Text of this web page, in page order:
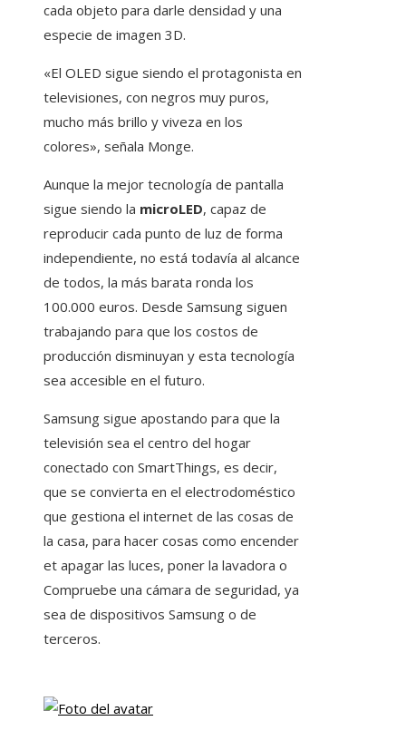
cada objeto para darle densidad y una
especie de imagen 3D.
«El OLED sigue siendo el protagonista en
televisiones, con negros muy puros,
mucho más brillo y viveza en los
colores», señala Monge.
Aunque la mejor tecnología de pantalla
sigue siendo la microLED, capaz de
reproducir cada punto de luz de forma
independiente, no está todavía al alcance
de todos, la más barata ronda los
100.000 euros. Desde Samsung siguen
trabajando para que los costos de
producción disminuyan y esta tecnología
sea accesible en el futuro.
Samsung sigue apostando para que la
televisión sea el centro del hogar
conectado con SmartThings, es decir,
que se convierta en el electrodoméstico
que gestiona el internet de las cosas de
la casa, para hacer cosas como encender
et apagar las luces, poner la lavadora o
Compruebe una cámara de seguridad, ya
sea de dispositivos Samsung o de
terceros.